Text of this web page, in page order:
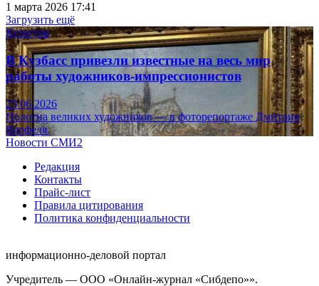
1 марта 2026 17:41
Загрузить ещё
Культура
В Кузбасс привезли известные на весь мир
работы художников-импрессионистов
23.06.2026
Полотна великих художников — в фоторепортаже Дмитрия
Верфеля.
Новости СМИ2
Редакция
Контакты
Прайс-лист
Правила цитирования
Политика конфиденциальности
информационно-деловой портал
Учредитель — ООО «Онлайн-журнал «Сибдепо»».